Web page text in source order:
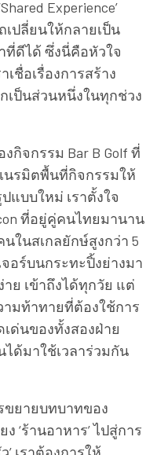
Experience’
ปลี่ยนให้กลายเป็น
ดีได้ ซึ่งนี่คือหัวใจ
ชื่อเรื่องการสร้าง
เป็นส่วนหนึ่งในทุกช่วง
กิจกรรม Bar B Golf ที่
นรมิตพื้นที่กิจกรรมให้
แบบใหม่ เราตั้งใจ
ที่อยู่คู่คนไทยมานาน
ในสเกลยักษ์สูงกว่า 5
อร์บนกระทะปิ้งย่างมา
ย เข้าถึงได้ทุกวัย แต่
มท้าทายที่ต้องใช้การ
ด่นของทั้งสองฝ่าย
ได้มาใช้เวลาร่วมกัน
ขยายบทบาทของ
‘ร้านอาหาร’ ไปสู่การ
เราต้องการให้